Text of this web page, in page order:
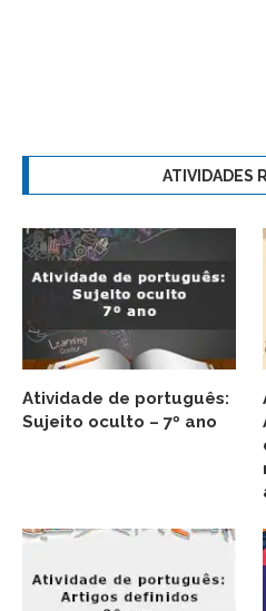
ATIVIDADES
Atividade de português:
Sujeito oculto – 7º ano